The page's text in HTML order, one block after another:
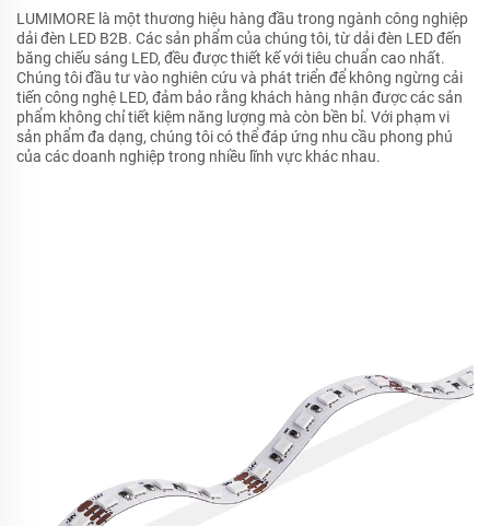
LUMIMORE là một thương hiệu hàng đầu trong ngành công nghiệp
dải đèn LED B2B. Các sản phẩm của chúng tôi, từ dải đèn LED đến
băng chiếu sáng LED, đều được thiết kế với tiêu chuẩn cao nhất.
Chúng tôi đầu tư vào nghiên cứu và phát triển để không ngừng cải
tiến công nghệ LED, đảm bảo rằng khách hàng nhận được các sản
phẩm không chỉ tiết kiệm năng lượng mà còn bền bỉ. Với phạm vi
sản phẩm đa dạng, chúng tôi có thể đáp ứng nhu cầu phong phú
của các doanh nghiệp trong nhiều lĩnh vực khác nhau.